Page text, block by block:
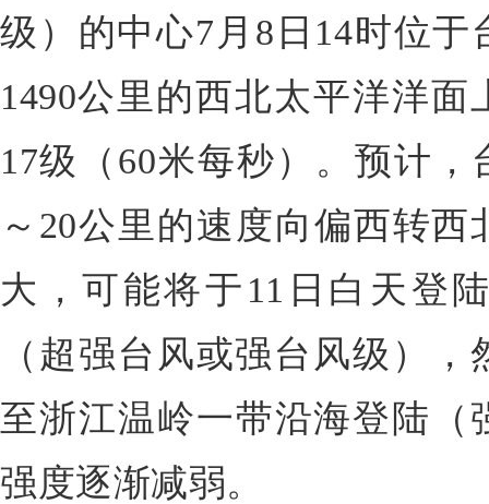
级）的中心7月8日14时位
1490公里的西北太平洋洋
17级（60米每秒）。预计，
～20公里的速度向偏西转
大，可能将于11日白天登
（超强台风或强台风级）
至浙江温岭一带沿海登陆（
强度逐渐减弱。